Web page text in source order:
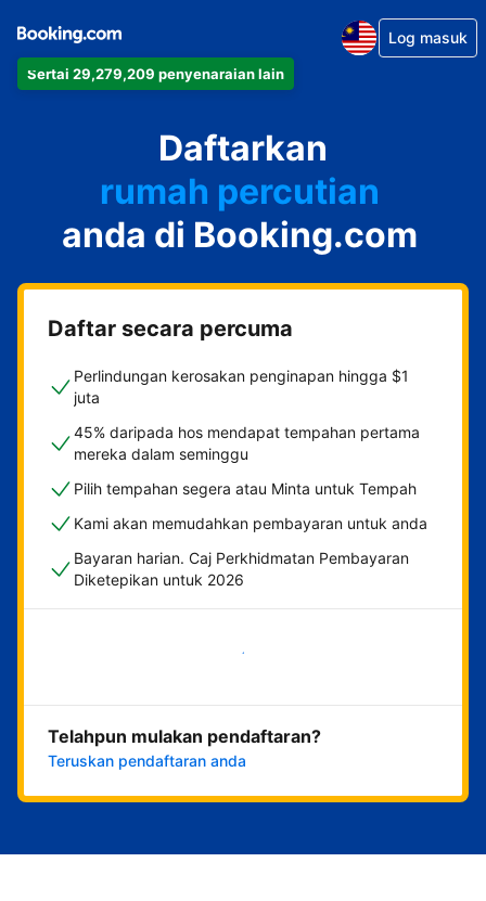
Sertai 29,279,209 penyenaraian lain
Log masuk
Daftarkan
apartmen
hotel
rumah percutian
rumah tamu
penginapan dan sarapan
anda di Booking.com
Daftar secara percuma
Perlindungan kerosakan penginapan hingga $1
juta
45% daripada hos mendapat tempahan pertama
mereka dalam seminggu
Pilih tempahan segera atau Minta untuk Tempah
Kami akan memudahkan pembayaran untuk anda
Bayaran harian. Caj Perkhidmatan Pembayaran
Diketepikan untuk 2026
Mulakan sekarang
Telahpun mulakan pendaftaran?
Teruskan pendaftaran anda